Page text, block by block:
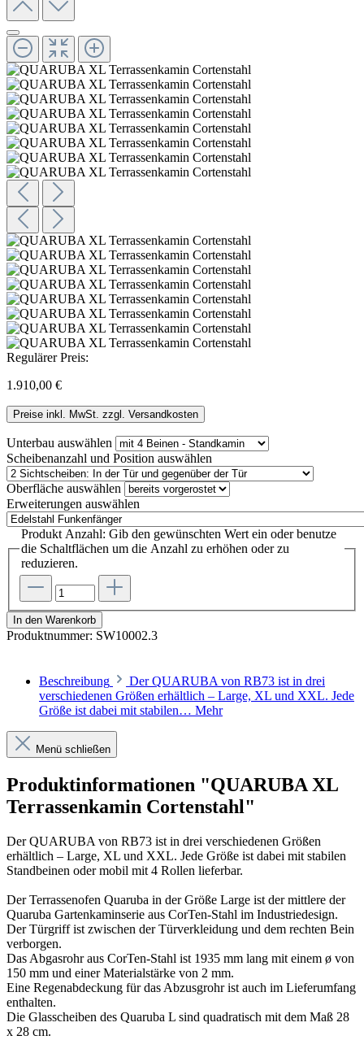
Regulärer Preis:
1.910,00 €
Preise inkl. MwSt. zzgl. Versandkosten
Unterbau auswählen
Scheibenanzahl und Position auswählen
Oberfläche auswählen
Erweiterungen auswählen
Produkt Anzahl: Gib den gewünschten Wert ein oder benutze
die Schaltflächen um die Anzahl zu erhöhen oder zu
reduzieren.
In den Warenkorb
Produktnummer: SW10002.3
Beschreibung
Der QUARUBA von RB73 ist in drei
verschiedenen Größen erhältlich – Large, XL und XXL. Jede
Größe ist dabei mit stabilen… Mehr
Menü schließen
Produktinformationen "QUARUBA XL
Terrassenkamin Cortenstahl"
Der QUARUBA von RB73 ist in drei verschiedenen Größen
erhältlich – Large, XL und XXL. Jede Größe ist dabei mit stabilen
Standbeinen oder mobil mit 4 Rollen lieferbar.
Der Terrassenofen Quaruba in der Größe Large ist der mittlere der
Quaruba Gartenkaminserie aus CorTen-Stahl im Industriedesign.
Der Türgriff ist zwischen der Türverkleidung und dem rechten Bein
verborgen.
Das Abgasrohr aus CorTen-Stahl ist 1935 mm lang mit einem ø von
150 mm und einer Materialstärke von 2 mm.
Eine Regenabdeckung für das Abzusgrohr ist auch im Lieferumfang
enthalten.
Die Glasscheiben des Quaruba L sind quadratisch mit dem Maß 28
x 28 cm.